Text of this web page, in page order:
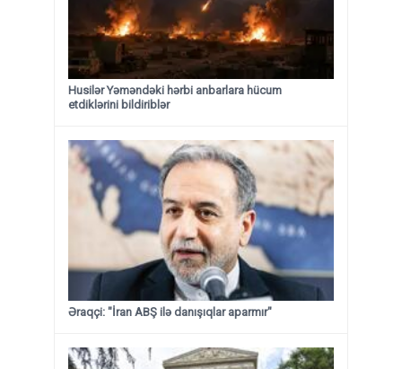
Husilər Yəməndəki hərbi anbarlara hücum
etdiklərini bildiriblər
Əraqçi: "İran ABŞ ilə danışıqlar aparmır"